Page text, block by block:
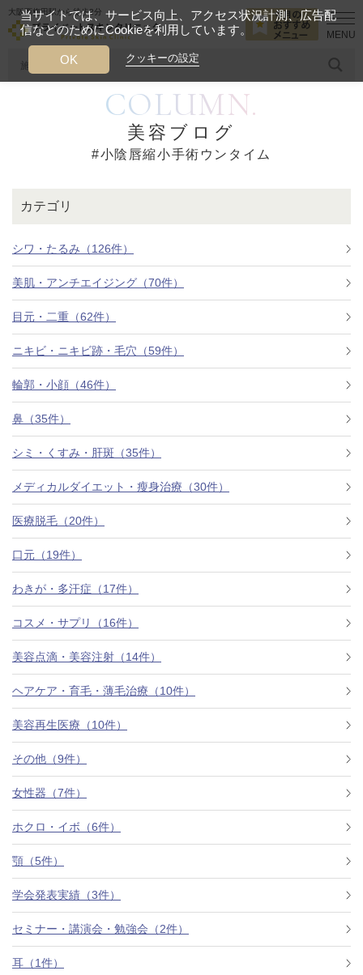
大阪西梅田駅から徒歩2分
糸リフト ヒアルロン酸
今月のおすすめメニュー
クリニックについて
料金一覧
施術症例
初めての方へ
お悩みで探す
医師紹介
アクセス
西梅田から徒歩2分
ついて
よくあるご質問
美容ブログ
小陰唇縮小手術ウンタイム
COLUMN.
美容ブログ
#小陰唇縮小手術ウンタイム
カテゴリ
シワ・たるみ（126件）
美肌・アンチエイジング（70件）
目元・二重（62件）
ニキビ・ニキビ跡・毛穴（59件）
輪郭・小顔（46件）
鼻（35件）
シミ・くすみ・肝斑（35件）
メディカルダイエット・瘦身治療（30件）
医療脱毛（20件）
口元（19件）
わきが・多汗症（17件）
コスメ・サプリ（16件）
美容点滴・美容注射（14件）
ヘアケア・育毛・薄毛治療（10件）
美容再生医療（10件）
その他（9件）
女性器（7件）
ホクロ・イボ（6件）
顎（5件）
学会発表実績（3件）
セミナー・講演会・勉強会（2件）
耳（1件）
当サイトでは、サービス向上、アクセス状況計測、広告配
信などのためにCookieを利用しています。
クッキーの設定
OK